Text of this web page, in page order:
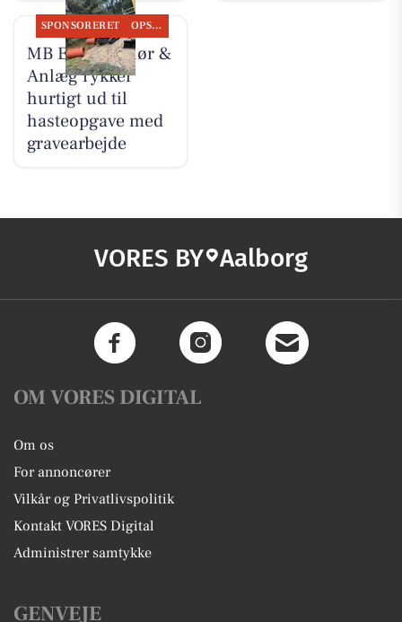
SPONSORERET OPSLAGSTAVLEN
MB Entreprenør &
Anlæg rykker
hurtigt ud til
hasteopgave med
gravearbejde
VORES BY Aalborg
OM VORES DIGITAL
Om os
For annoncører
Vilkår og Privatlivspolitik
Kontakt VORES Digital
Administrer samtykke
GENVEJE